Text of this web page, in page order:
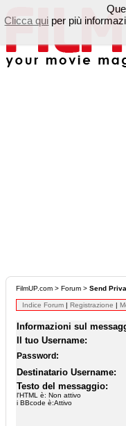
FilmUP.com > Forum > Send
Indice Forum | Registrazione |
Informazioni sul
Il tuo Username:
Password:
Destinatario Username:
Testo del messaggio:
l'HTML è: Non attivo
i BBcode è:Attivo
Clicca qui per più